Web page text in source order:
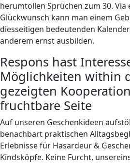
herumtollen Sprüchen zum 30. Via
Glückwunsch kann man einem
diesseitigen bedeutenden
anderem ernst ausbilden.
Respons hast
Möglichkeiten within
gezeigten
fruchtbare Seite
Auf unseren Geschenkideen
benachbart praktischen
Erlebnisse für Hasardeur &
Kindsköpfe. Keine Furcht,